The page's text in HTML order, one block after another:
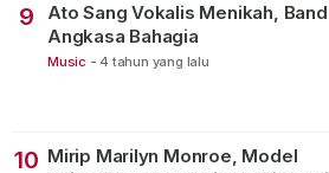
9
Ato Sang Vokalis Menikah, Band
Angkasa Bahagia
Music - 4 tahun yang lalu
10 Mirip Marilyn Monroe, Model